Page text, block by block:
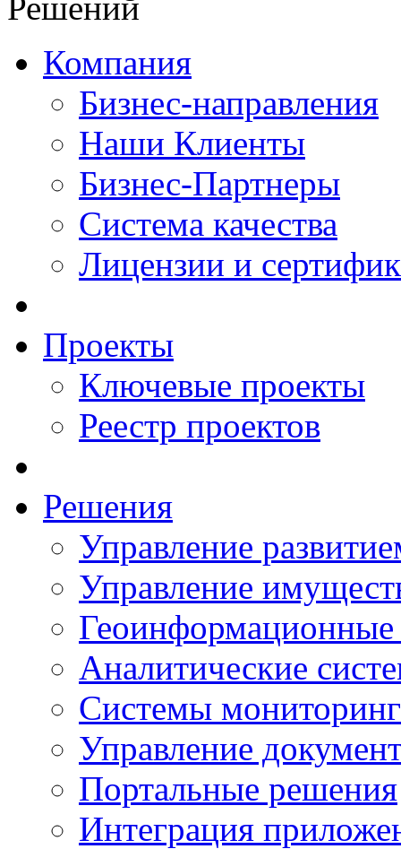
Компания
Бизнес-направления
Наши Клиенты
Бизнес-Партнеры
Система качества
Лицензии и
Проекты
Ключевые проекты
Реестр проектов
Решения
Управление
Управление
Аналитические
Системы
Управление
Портальные решения
Интеграция